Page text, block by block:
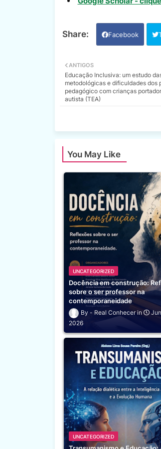
Facebook
ANTIGOS
Educação Inclusiva: um estudo
metodológicas e dificuldades dos
pedagógico com crianças
autista (TEA)
You May Like
UNCATEGORIZED
Docência em construção:
sobre o ser professor na
contemporaneidade
Real Conhecer
2026
UNCATEGORIZED